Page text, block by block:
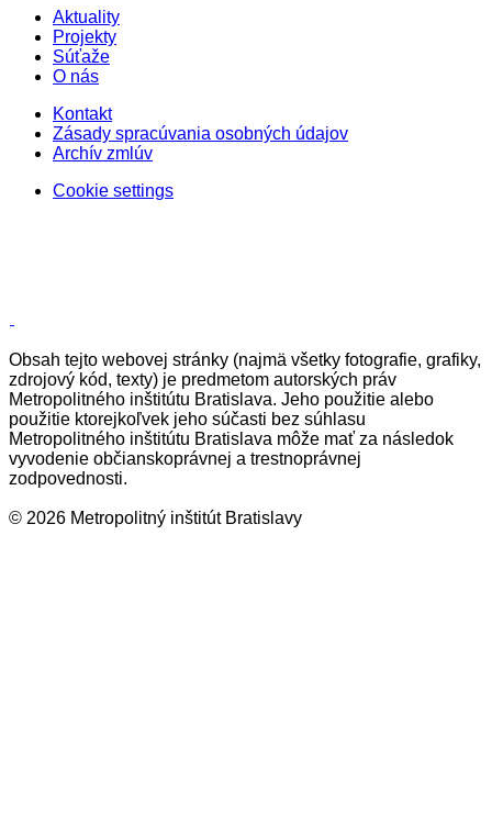
Aktuality
Projekty
Súťaže
O nás
Kontakt
Zásady spracúvania osobných údajov
Archív zmlúv
Cookie settings
Obsah tejto webovej stránky (najmä všetky fotografie, grafiky,
zdrojový kód, texty) je predmetom autorských práv
Metropolitného inštitútu Bratislava. Jeho použitie alebo
použitie ktorejkoľvek jeho súčasti bez súhlasu
Metropolitného inštitútu Bratislava môže mať za následok
vyvodenie občianskoprávnej a trestnoprávnej
zodpovednosti.
© 2026 Metropolitný inštitút Bratislavy